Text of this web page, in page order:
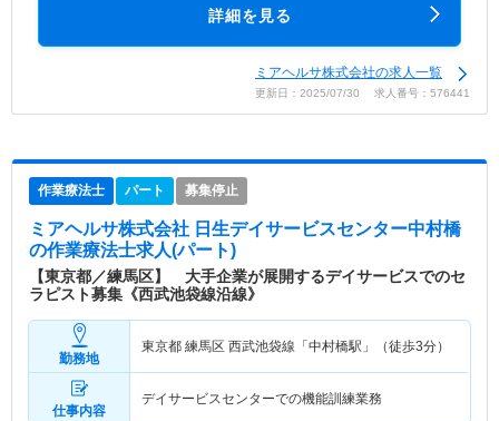
詳細を見る
ミアヘルサ株式会社の求人一覧
更新日：2025/07/30 求人番号：576441
作業療法士 パート 募集停止
ミアヘルサ株式会社 日生デイサービスセンター中村橋
の作業療法士求人(パート)
【東京都／練馬区】 大手企業が展開するデイサービスでのセ
ラピスト募集《西武池袋線沿線》
勤務地
東京都 練馬区 西武池袋線「中村橋駅」（徒歩3分）
仕事内容
デイサービスセンターでの機能訓練業務